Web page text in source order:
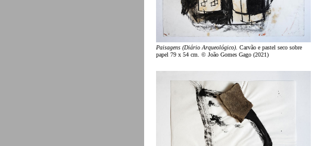
Paisagens (Diário Arqueológico) . Carvão e pastel seco sobre
papel 79 x 54 cm. © João Gomes Gago (2021)